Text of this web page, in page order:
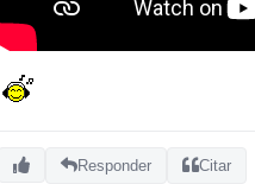
Responder Citar